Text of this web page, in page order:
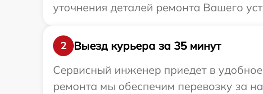
уточнения деталей ремонта Вашего
2
Выезд курьера за 35 минут
Сервисный инженер приедет в
ремонта мы обеспечим перевозку за